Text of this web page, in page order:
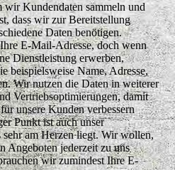
Kundendaten sammeln und
dass wir zur Bereitstellung
Daten benötigen.
E-Mail-Adresse, doch wenn
Dienstleistung erwerben,
beispielsweise Name, Adresse,
Wir nutzen die Daten in weiterer
Vertriebsoptimierungen, damit
unsere Kunden verbessern
Punkt ist auch unser
sehr am Herzen liegt. Wir wollen,
Angeboten jederzeit zu uns
wir zumindest Ihre E-